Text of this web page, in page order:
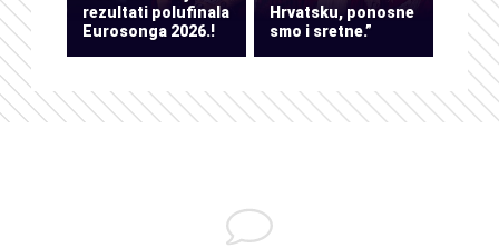
rezultati polufinala
Eurosonga 2026.!
Hrvatsku, ponosne
smo i sretne.”